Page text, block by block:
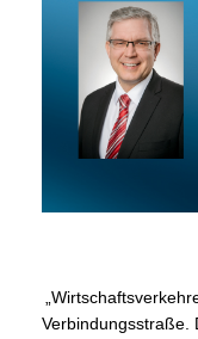
Verbindungsstraße.